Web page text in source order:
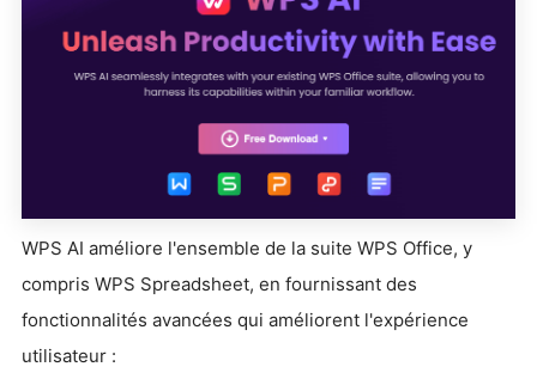
WPS AI améliore l'ensemble de la suite WPS Office, y
compris WPS Spreadsheet, en fournissant des
fonctionnalités avancées qui améliorent l'expérience
utilisateur :